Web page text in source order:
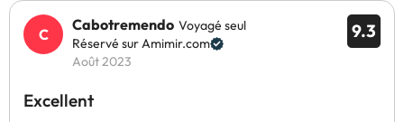
9.3
Cabotremendo Voyagé seul
Réservé sur Amimir.com
Août 2023
Excellent